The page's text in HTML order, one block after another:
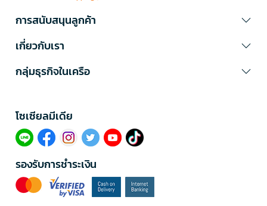
การสนับสนุนลูกค้า
เกี่ยวกับเรา
กลุ่มธุรกิจในเครือ
โซเซียลมีเดีย​
รองรับการชำระเงิน